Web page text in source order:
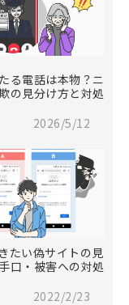
る電話は本物？ニ
の見分け方と対処
2026/5/12
たい偽サイトの見
口・被害への対処
2022/2/23